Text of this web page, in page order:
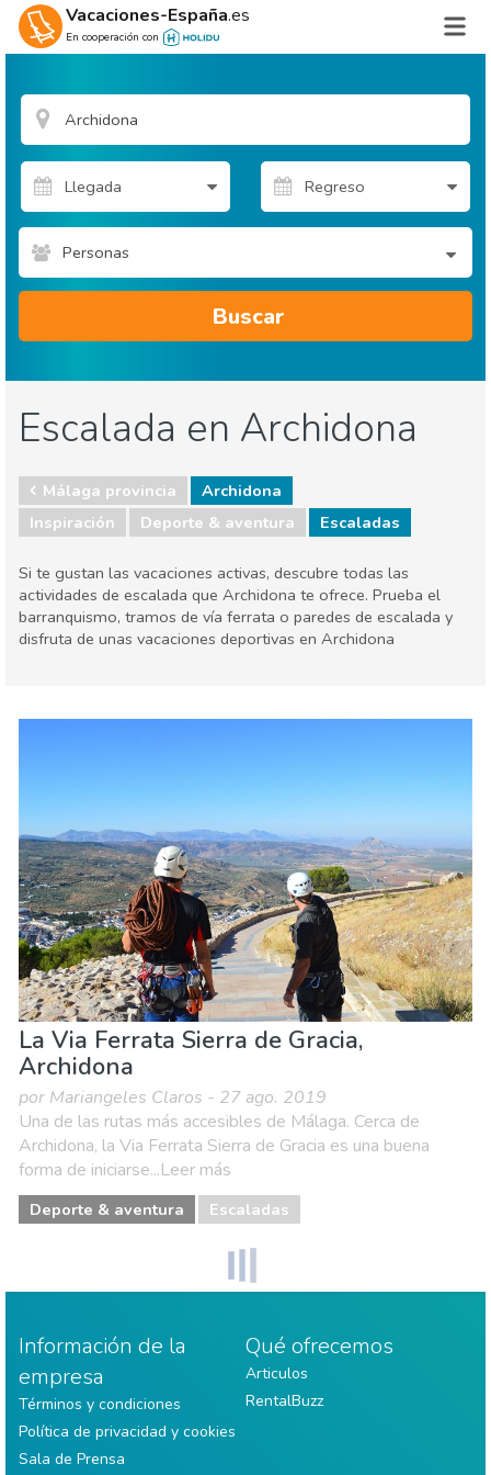
Vacaciones-España.es
En cooperación con
Personas
Buscar
Escalada en Archidona
Málaga provincia
Archidona
Inspiración
Deporte & aventura Escaladas
Si te gustan las vacaciones activas, descubre todas las
actividades de escalada que Archidona te ofrece. Prueba el
barranquismo, tramos de vía ferrata o paredes de escalada y
disfruta de unas vacaciones deportivas en Archidona
La Via Ferrata Sierra de Gracia,
Archidona
por Mariangeles Claros - 27 ago. 2019
Una de las rutas más accesibles de Málaga. Cerca de
Archidona, la Via Ferrata Sierra de Gracia es una buena
forma de iniciarse...Leer más
Deporte & aventura Escaladas
Información de la
empresa
Términos y condiciones
Política de privacidad y cookies
Sala de Prensa
Qué ofrecemos
Articulos
RentalBuzz